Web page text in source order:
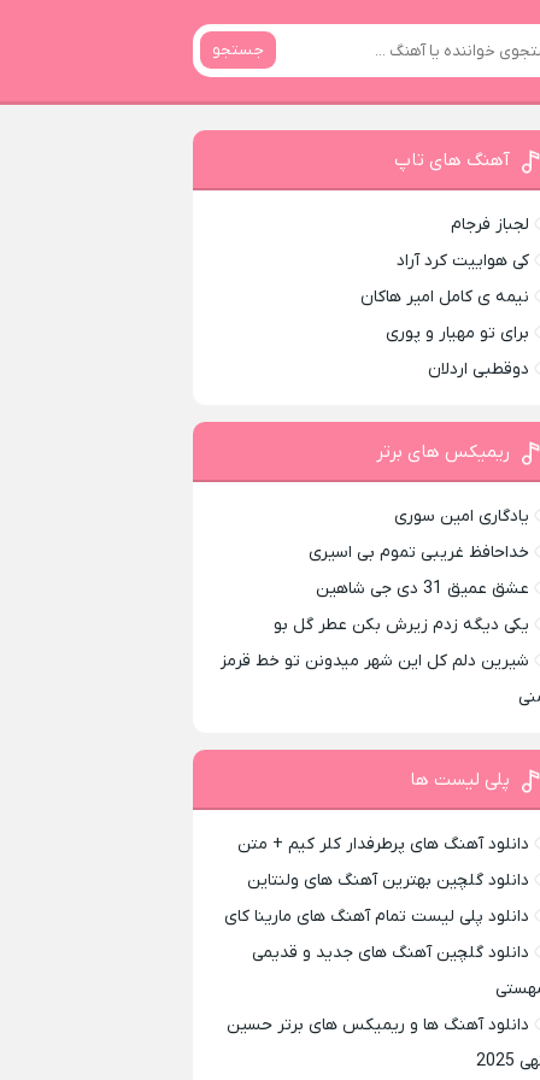
جستجو
آهنگ های تاپ
لجباز فرجام
کی هواییت کرد آراد
نیمه ی کامل امیر هاکان
برای تو مهیار و پوری
دوقطبی اردلان
ریمیکس های برتر
یادگاری امین سوری
خداحافظ غریبی تموم بی اسیری
عشق عمیق 31 دی جی شاهین
یکی دیگه زدم زیرش بکن عطر گل بو
شیرین دلم کل این شهر میدونن تو خط قرمز
پلی لیست ها
دانلود آهنگ های پرطرفدار کلر کیم + متن
دانلود گلچین بهترین آهنگ های ولنتاین
دانلود پلی لیست تمام آهنگ های مارینا کای
دانلود گلچین آهنگ های جدید و قدیمی
دانلود آهنگ ها و ریمیکس های برتر حسین
2025